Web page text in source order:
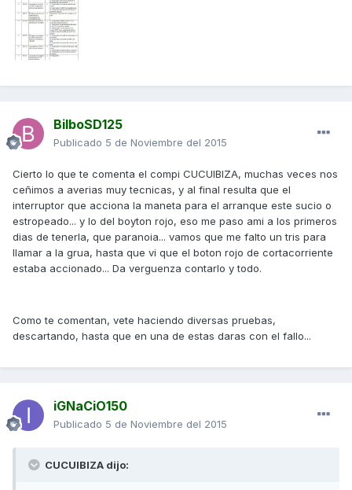
BilboSD125
Publicado 5 de Noviembre del 2015
Cierto lo que te comenta el compi CUCUIBIZA, muchas veces nos
ceñimos a averias muy tecnicas, y al final resulta que el
interruptor que acciona la maneta para el arranque este sucio o
estropeado... y lo del boyton rojo, eso me paso ami a los primeros
dias de tenerla, que paranoia... vamos que me falto un tris para
llamar a la grua, hasta que vi que el boton rojo de cortacorriente
estaba accionado... Da verguenza contarlo y todo.
Como te comentan, vete haciendo diversas pruebas,
descartando, hasta que en una de estas daras con el fallo...
iGNaCiO150
Publicado 5 de Noviembre del 2015
CUCUIBIZA dijo: